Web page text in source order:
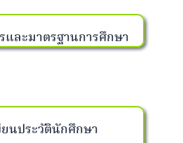
และมาตรฐานการศึกษา
นประวัตินักศึกษา